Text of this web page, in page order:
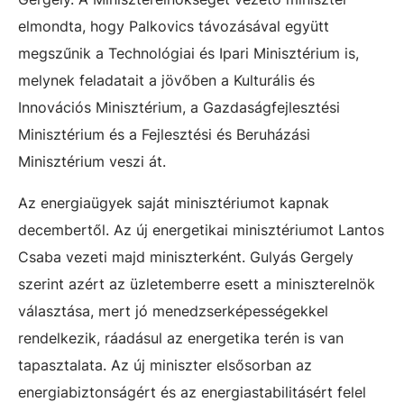
elmondta, hogy Palkovics távozásával együtt
megszűnik a Technológiai és Ipari Minisztérium is,
melynek feladatait a jövőben a Kulturális és
Innovációs Minisztérium, a Gazdaságfejlesztési
Minisztérium és a Fejlesztési és Beruházási
Minisztérium veszi át.
Az energiaügyek saját minisztériumot kapnak
decembertől. Az új energetikai minisztériumot Lantos
Csaba vezeti majd miniszterként. Gulyás Gergely
szerint azért az üzletemberre esett a miniszterelnök
választása, mert jó menedzserképességekkel
rendelkezik, ráadásul az energetika terén is van
tapasztalata. Az új miniszter elsősorban az
energiabiztonságért és az energiastabilitásért felel